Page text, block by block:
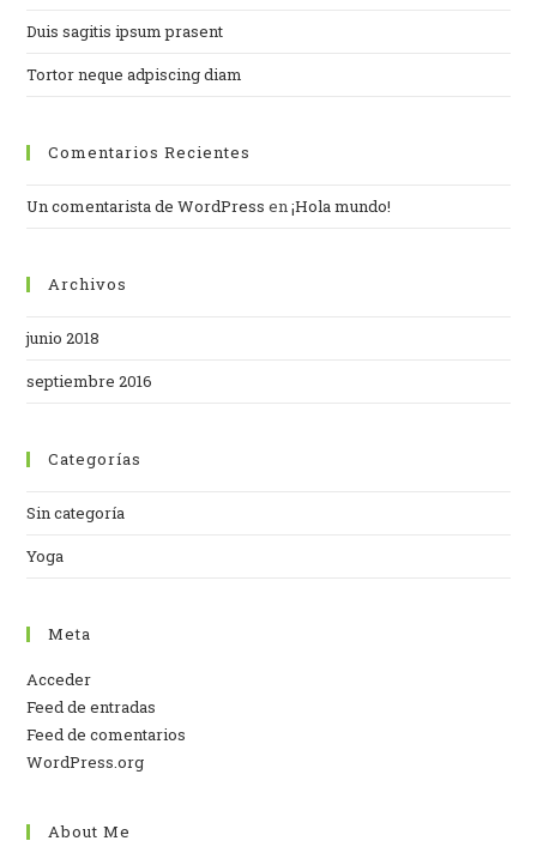
Duis sagitis ipsum prasent
Tortor neque adpiscing diam
Comentarios Recientes
Un comentarista de WordPress en¡Hola mundo!
Archivos
junio 2018
septiembre 2016
Categorías
Sin categoría
Yoga
Meta
Acceder
Feed de entradas
Feed de comentarios
WordPress.org
About Me